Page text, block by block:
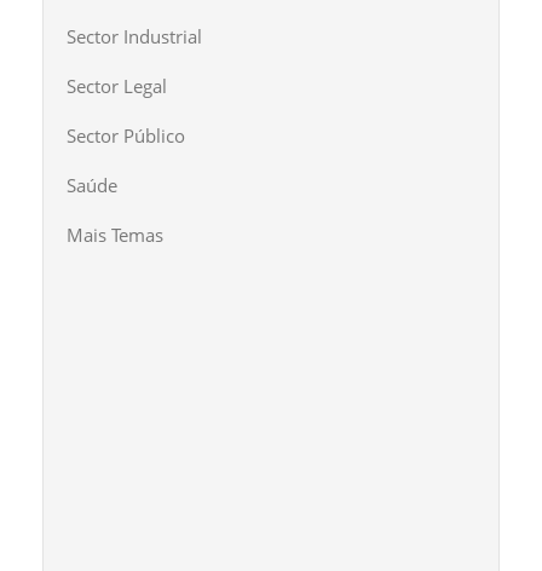
Sector Industrial
Sector Legal
Sector Público
Saúde
Mais Temas